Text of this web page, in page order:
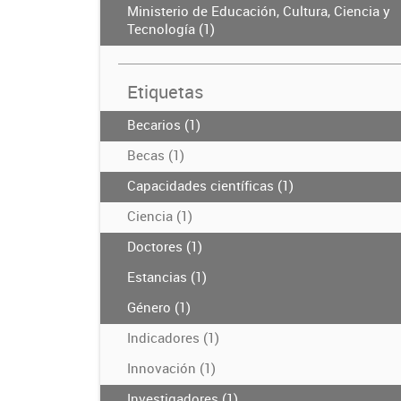
Ministerio de Educación, Cultura, Ciencia y
Tecnología (1)
Etiquetas
Becarios (1)
Becas (1)
Capacidades científicas (1)
Ciencia (1)
Doctores (1)
Estancias (1)
Género (1)
Indicadores (1)
Innovación (1)